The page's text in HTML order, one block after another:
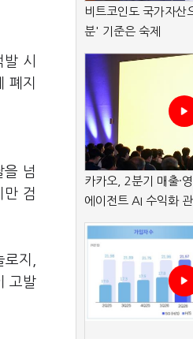
시
폐지
넘
만 검
지,
고발
비트코인도 국가자산
분' 기준은 숙제
카카오, 2분기 매출·
에이전트 AI 수익화